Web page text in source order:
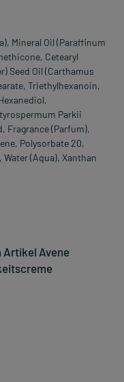
Mineral Oil (Paraffinum
Cetearyl
Seed Oil (Carthamus
Triethylhexanoin,
Parkii
Fragrance (Parfum),
Polysorbate 20,
(Aqua), Xanthan
Artikel Avene